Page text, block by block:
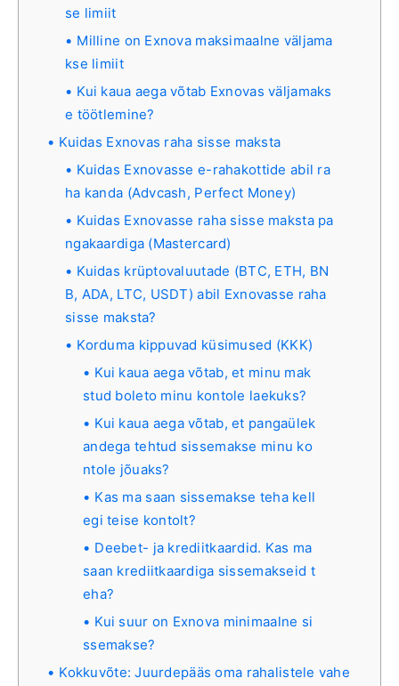
se limiit
Milline on Exnova maksimaalne väljama
kse limiit
Kui kaua aega võtab Exnovas väljamaks
e töötlemine?
Kuidas Exnovas raha sisse maksta
Kuidas Exnovasse e-rahakottide abil ra
ha kanda (Advcash, Perfect Money)
Kuidas Exnovasse raha sisse maksta pa
ngakaardiga (Mastercard)
Kuidas krüptovaluutade (BTC, ETH, BN
B, ADA, LTC, USDT) abil Exnovasse raha
sisse maksta?
Korduma kippuvad küsimused (KKK)
Kui kaua aega võtab, et minu mak
stud boleto minu kontole laekuks?
Kui kaua aega võtab, et pangaülek
andega tehtud sissemakse minu ko
ntole jõuaks?
Kas ma saan sissemakse teha kell
egi teise kontolt?
Deebet- ja krediitkaardid. Kas ma
saan krediitkaardiga sissemakseid t
eha?
Kui suur on Exnova minimaalne si
ssemakse?
Kokkuvõte: Juurdepääs oma rahalistele vahe